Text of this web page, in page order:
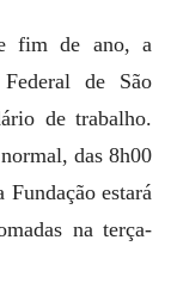
fim de ano, a
de São
de trabalho.
das 8h00
estará
na terça-